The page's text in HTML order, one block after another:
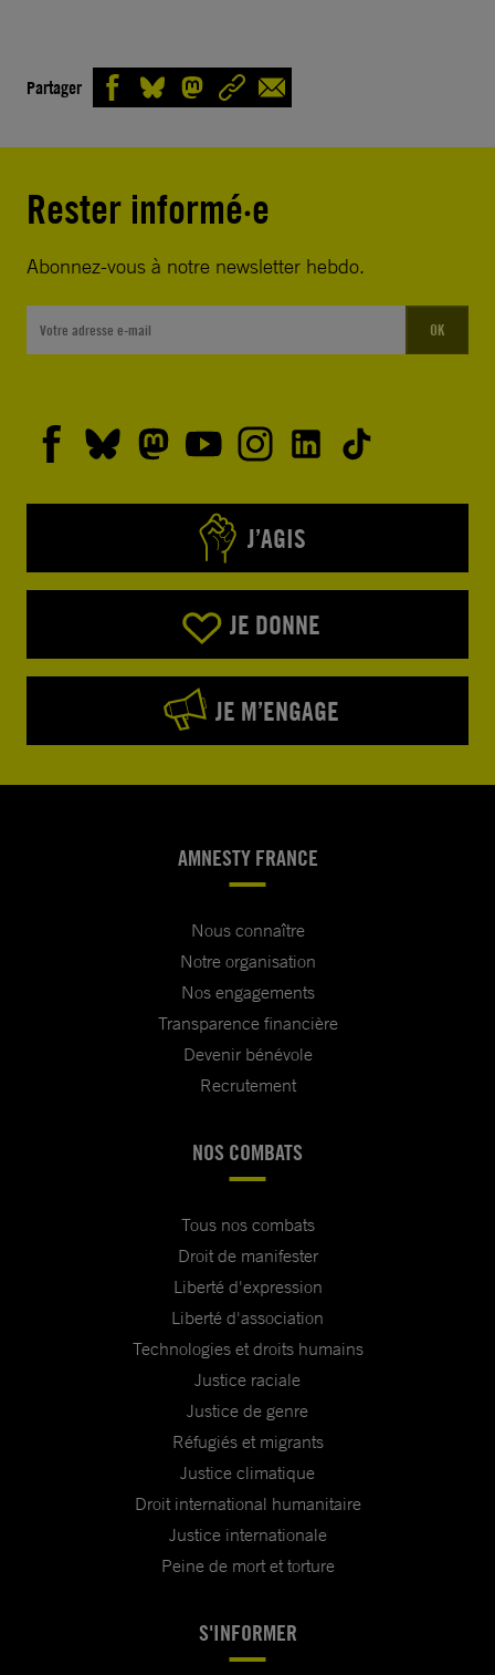
Partager
Rester informé·e
Abonnez-vous à notre newsletter hebdo.
OK
J’AGIS
JE DONNE
JE M’ENGAGE
AMNESTY FRANCE
Nous connaître
Notre organisation
Nos engagements
Transparence financière
Devenir bénévole
Recrutement
NOS COMBATS
Tous nos combats
Droit de manifester
Liberté d'expression
Liberté d'association
Technologies et droits humains
Justice raciale
Justice de genre
Réfugiés et migrants
Justice climatique
Droit international humanitaire
Justice internationale
Peine de mort et torture
S'INFORMER